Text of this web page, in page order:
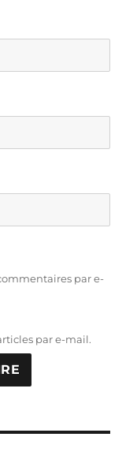
par e-
par e-mail.